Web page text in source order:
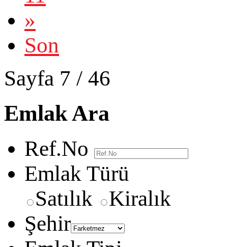
»
Son
Sayfa 7 / 46
Emlak Ara
Ref.No
Emlak Türü
Satılık
Kiralık
Şehir